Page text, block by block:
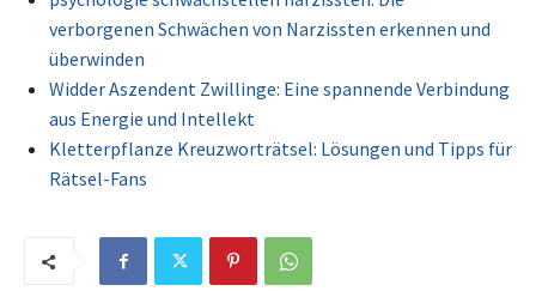
verborgenen Schwächen von Narzissten erkennen und
überwinden
Widder Aszendent Zwillinge: Eine spannende Verbindung
aus Energie und Intellekt
Kletterpflanze Kreuzworträtsel: Lösungen und Tipps für
Rätsel-Fans